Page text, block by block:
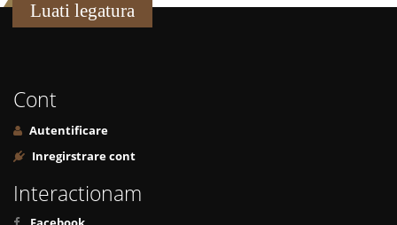
Luati legatura
Cont
Autentificare
Inregirstrare cont
Interactionam